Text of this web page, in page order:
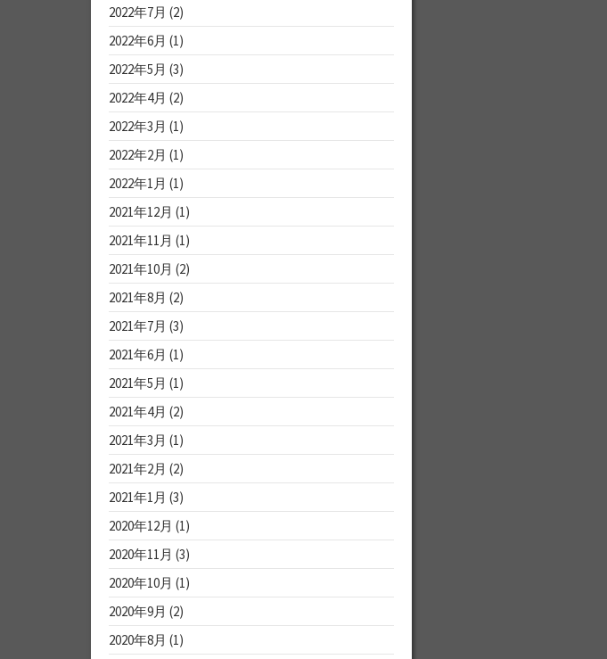
2022年7月 (2)
2022年6月 (1)
2022年5月 (3)
2022年4月 (2)
2022年3月 (1)
2022年2月 (1)
2022年1月 (1)
2021年12月 (1)
2021年11月 (1)
2021年10月 (2)
2021年8月 (2)
2021年7月 (3)
2021年6月 (1)
2021年5月 (1)
2021年4月 (2)
2021年3月 (1)
2021年2月 (2)
2021年1月 (3)
2020年12月 (1)
2020年11月 (3)
2020年10月 (1)
2020年9月 (2)
2020年8月 (1)